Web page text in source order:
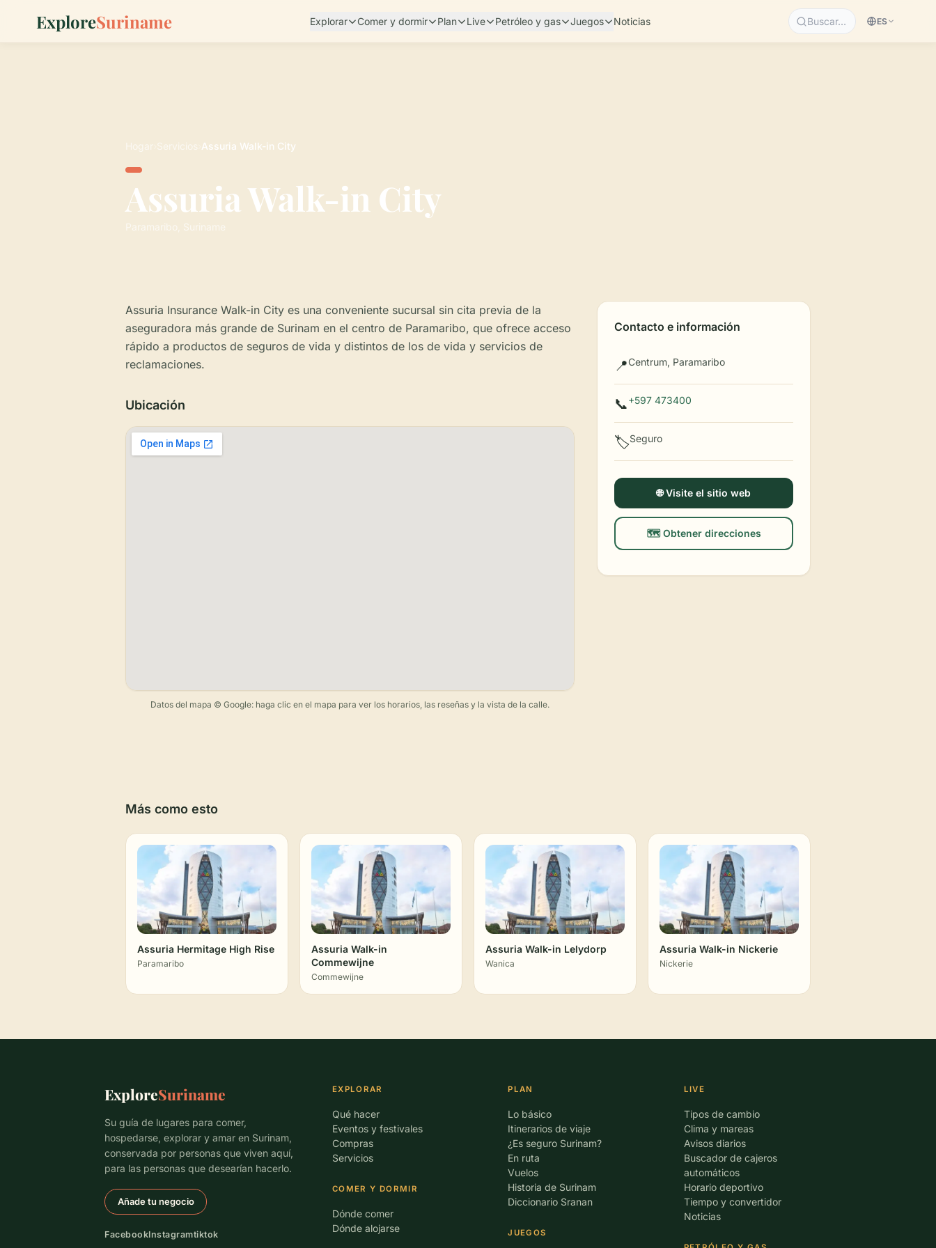
ExploreSuriname Explorar Comer y dormir Plan Live Petróleo y gas Juegos Noticias Buscar… ES
Hogar Servicios Assuria Walk-in City
Assuria Walk-in City
Paramaribo, Suriname
Assuria Insurance Walk-in City es una conveniente sucursal sin cita previa de la
aseguradora más grande de Surinam en el centro de Paramaribo, que ofrece acceso
rápido a productos de seguros de vida y distintos de los de vida y servicios de
reclamaciones.
Ubicación
Datos del mapa © Google: haga clic en el mapa para ver los horarios, las reseñas y la vista de la calle.
Contacto e información
📍Centrum, Paramaribo
📞+597 473400
🏷️Seguro
🌐 Visite el sitio web
🗺️ Obtener direcciones
Más como esto
Assuria Hermitage High Rise
Paramaribo
Assuria Walk-in
Commewijne
Commewijne
Assuria Walk-in Lelydorp
Wanica
Assuria Walk-in Nickerie
Nickerie
ExploreSuriname
Su guía de lugares para comer,
hospedarse, explorar y amar en Surinam,
conservada por personas que viven aquí,
para las personas que desearían hacerlo.
Añade tu negocio
FacebookInstagramtiktok
EXPLORAR
Qué hacer
Eventos y festivales
Compras
Servicios
COMER Y DORMIR
Dónde comer
Dónde alojarse
PLAN
Lo básico
Itinerarios de viaje
¿Es seguro Surinam?
En ruta
Vuelos
Historia de Surinam
Diccionario Sranan
JUEGOS
LIVE
Tipos de cambio
Clima y mareas
Avisos diarios
Buscador de cajeros
automáticos
Horario deportivo
Tiempo y convertidor
Noticias